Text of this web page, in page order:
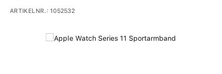
Bildergalerie überspringen
ARTIKELNR.:1052532